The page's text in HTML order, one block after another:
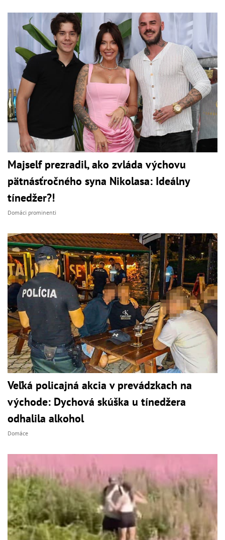
Majself prezradil, ako zvláda výchovu
pätnásťročného syna Nikolasa: Ideálny
tínedžer?!
Domáci prominenti
Veľká policajná akcia v prevádzkach na
východe: Dychová skúška u tínedžera
odhalila alkohol
Domáce